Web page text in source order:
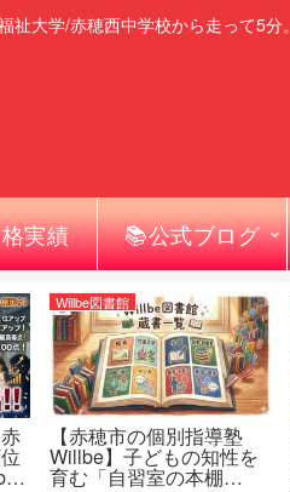
大学/赤穂西中学校から走って5分。
実績 📚公式ブログ
Willbe図書館
【赤穂市の個別指導塾
Willbe】子どもの知性を
育む「自習室の本棚